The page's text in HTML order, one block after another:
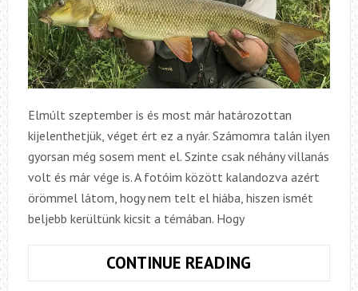
Elmúlt szeptember is és most már határozottan
kijelenthetjük, véget ért ez a nyár. Számomra talán ilyen
gyorsan még sosem ment el. Szinte csak néhány villanás
volt és már vége is. A fotóim között kalandozva azért
örömmel látom, hogy nem telt el hiába, hiszen ismét
beljebb kerültünk kicsit a témában. Hogy
CONTINUE READING